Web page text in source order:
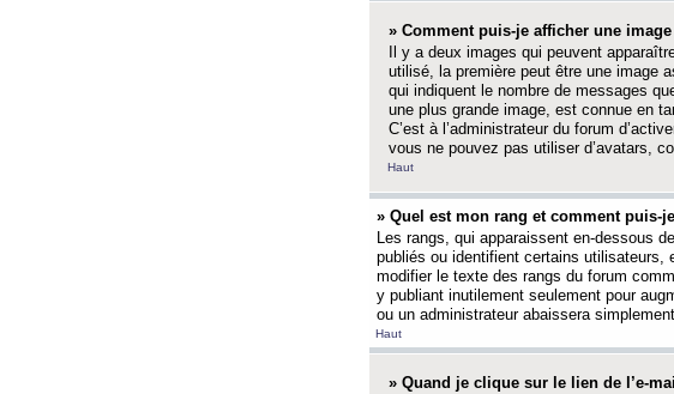
» Comment puis-je afficher une
Il y a deux images qui peuvent
utilisé, la première peut être une image
qui indiquent le nombre de messages
une plus grande image, est connue en
C’est à l’administrateur du forum
vous ne pouvez pas utiliser d’avatars,
Haut
» Quel est mon rang et comment puis-
Les rangs, qui apparaissent en-dessous
publiés ou identifient certains utilisateurs,
modifier le texte des rangs du forum
y publiant inutilement seulement pour
ou un administrateur abaissera
Haut
» Quand je clique sur le lien de l’e-